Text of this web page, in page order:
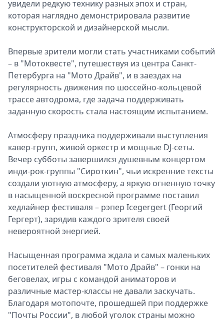
увидели редкую технику разных эпох и стран,
которая наглядно демонстрировала развитие
конструкторской и дизайнерской мысли.
Впервые зрители могли стать участниками событий
– в "Мотоквесте", путешествуя из центра Санкт-
Петербурга на "Мото Драйв", и в заездах на
регулярность движения по шоссейно-кольцевой
трассе автодрома, где задача поддерживать
заданную скорость стала настоящим испытанием.
Атмосферу праздника поддерживали выступления
кавер-групп, живой оркестр и мощные DJ-сеты.
Вечер субботы завершился душевным концертом
инди-рок-группы "Сироткин", чьи искренние тексты
создали уютную атмосферу, а яркую огненную точку
в насыщенной воскресной программе поставил
хедлайнер фестиваля – рэпер Icegergert (Георгий
Гергерт), зарядив каждого зрителя своей
невероятной энергией.
Насыщенная программа ждала и самых маленьких
посетителей фестиваля "Мото Драйв" – гонки на
беговелах, игры с командой аниматоров и
различные мастер-классы не давали заскучать.
Благодаря мотопочте, прошедшей при поддержке
"Почты России", в любой уголок страны можно